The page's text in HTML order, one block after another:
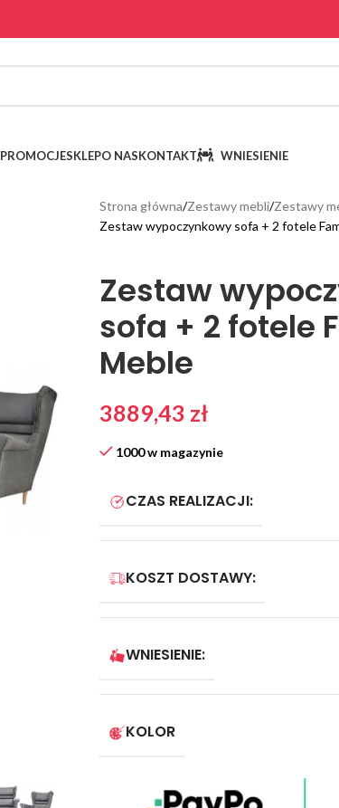
PROMOCJESKLEPO NASKONTAKT WNIESIENIE
Strona główna Zestawy mebli Zestawy
Zestaw wypoczynkowy sofa + 2 fotele
Zestaw
sofa + 2 fotele
Meble
3889,43 zł
1000 w magazynie
CZAS REALIZACJI:
KOSZT DOSTAWY:
WNIESIENIE:
KOLOR